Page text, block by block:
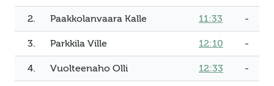
2. Paakkolanvaara Kalle 11:33 -
3. Parkkila Ville 12:10 -
4. Vuolteenaho Olli 12:33 -